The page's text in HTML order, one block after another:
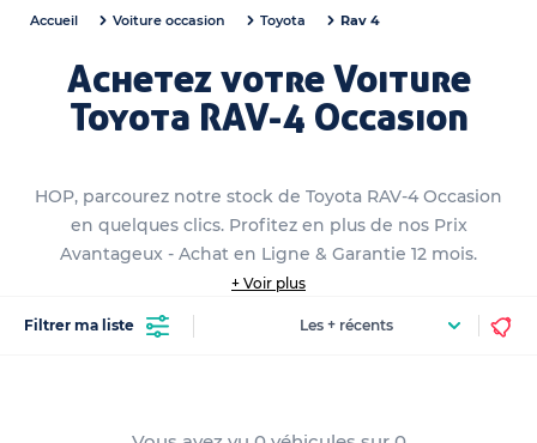
Accueil Voiture occasion Toyota Rav 4
Achetez votre Voiture
Toyota RAV-4 Occasion
HOP, parcourez notre stock de Toyota RAV-4 Occasion
en quelques clics. Profitez en plus de nos Prix
Avantageux - Achat en Ligne & Garantie 12 mois.
+ Voir plus
Filtrer ma liste